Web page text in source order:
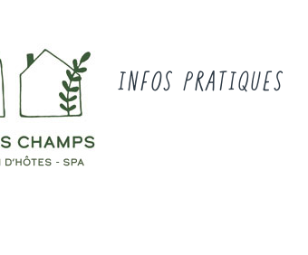
INFOS PRATIQUES